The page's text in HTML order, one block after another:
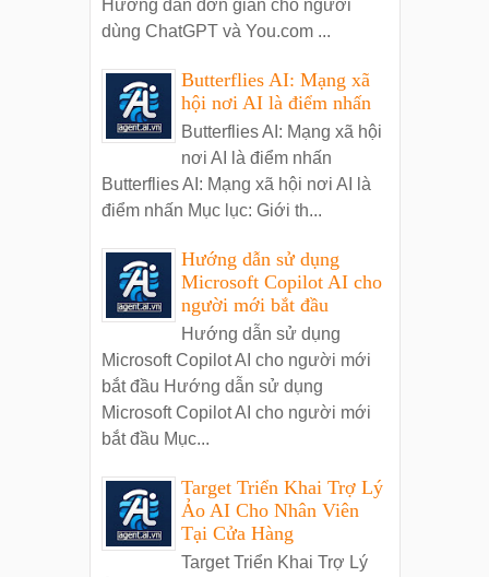
Hướng dẫn đơn giản cho người
dùng ChatGPT và You.com ...
Butterflies AI: Mạng xã
hội nơi AI là điểm nhấn
Butterflies AI: Mạng xã hội
nơi AI là điểm nhấn
Butterflies AI: Mạng xã hội nơi AI là
điểm nhấn Mục lục: Giới th...
Hướng dẫn sử dụng
Microsoft Copilot AI cho
người mới bắt đầu
Hướng dẫn sử dụng
Microsoft Copilot AI cho người mới
bắt đầu Hướng dẫn sử dụng
Microsoft Copilot AI cho người mới
bắt đầu Mục...
Target Triển Khai Trợ Lý
Ảo AI Cho Nhân Viên
Tại Cửa Hàng
Target Triển Khai Trợ Lý